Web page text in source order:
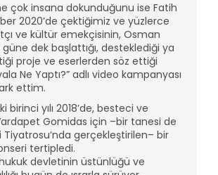
çok insana dokunduğunu ise Fatih
2020’de çektiğimiz ve yüzlerce
ve kültür emekçisinin, Osman
güne dek başlattığı, desteklediği ya
proje ve eserlerden söz ettiği
Ne Yaptı?” adlı video kampanyası
ettim.
birinci yılı 2018’de, besteci ve
Gomidas için –bir tanesi de
Tiyatrosu’nda gerçekleştirilen– bir
tertipledi.
devletinin üstünlüğü ve